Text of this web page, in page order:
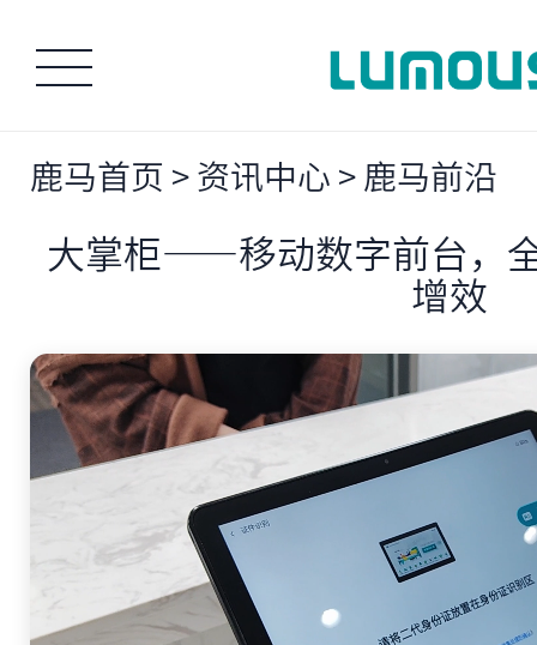
鹿马首页 > 资讯中心 > 鹿马前沿
大掌柜——移动数字前台，
增效